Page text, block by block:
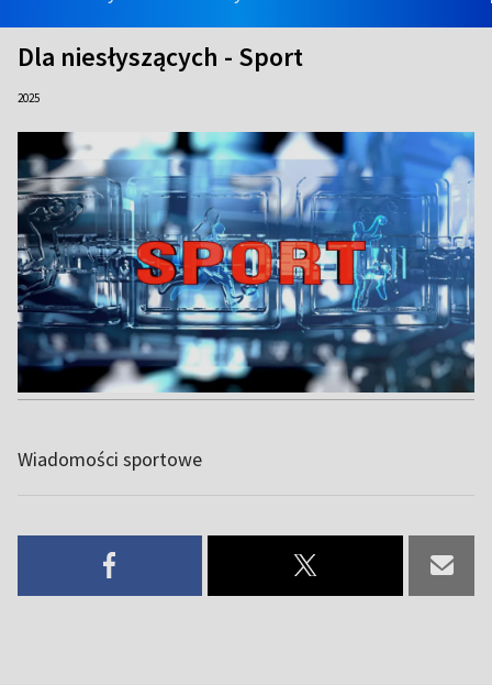
Dla niesłyszących - Sport
2025
Wiadomości sportowe